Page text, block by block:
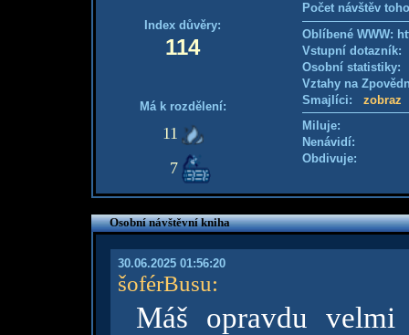
Index důvěry:
114
Má k rozdělení:
11
7
Počet návštěv
Oblíbené WWW:
Vstupní
Osobní
Vztahy na
Smajlíci: zobraz
Miluje:
Nenávidí:
Obdivuje:
Osobní návštěvní kniha
30.06.2025 01:56:20
šoférBusu:
Máš opravdu velmi